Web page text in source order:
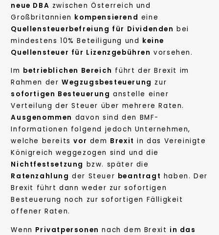
neue DBA zwischen Österreich und
Großbritannien kompensierend eine
Quellensteuerbefreiung für Dividenden bei
mindestens 10% Beteiligung und keine
Quellensteuer für Lizenzgebühren vorsehen.
Im betrieblichen Bereich führt der Brexit im
Rahmen der Wegzugsbesteuerung zur
sofortigen Besteuerung anstelle einer
Verteilung der Steuer über mehrere Raten.
Ausgenommen davon sind den BMF-
Informationen folgend jedoch Unternehmen,
welche bereitsvor dem Brexit in das Vereinigte
Königreich weggezogen sind und die
Nichtfestsetzung bzw. später die
Ratenzahlung der Steuer beantragt haben. Der
Brexit führt dann weder zur sofortigen
Besteuerung noch zur sofortigen Fälligkeit
offener Raten.
Wenn Privatpersonen nach dem Brexit in das